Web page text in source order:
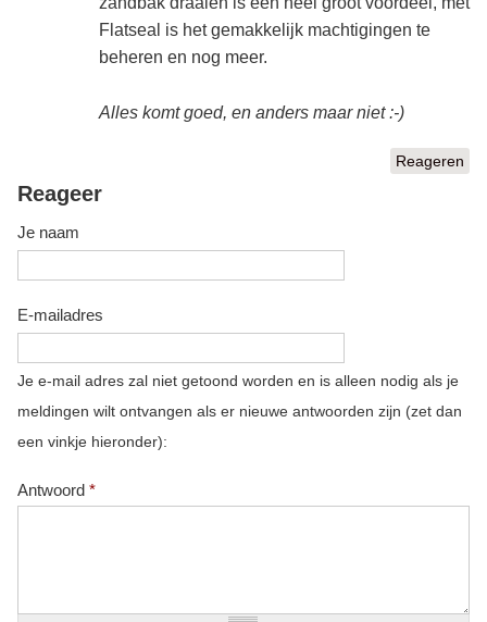
Flatseal is het gemakkelijk machtigingen te
beheren en nog meer.
Alles komt goed, en anders maar niet :-)
Reageren
Reageer
Je naam
E-mailadres
Je e-mail adres zal niet getoond worden en is alleen nodig als je
meldingen wilt ontvangen als er nieuwe antwoorden zijn (zet dan
een vinkje hieronder):
Antwoord *